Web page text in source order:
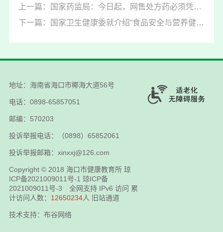
上一篇：国家药监局：今日起，网售处方药必须凭真实处方、实名制销售，严禁AI替代审方，不得引导消费者过度使用药品或不合理使用药品
下一篇：国家卫生健康委就介绍“食品安全与营养健康 ”有关情况举行新闻发布会（文字实录）
地址：海南省海口市椰海大道56号
电话：0898-65857051
邮编：570203
投诉举报电话：（0898）65852061
投诉举报邮箱：xinxxj@126.com
Copyright © 2018 海口市健康教育所 琼
ICP备2021009011号-1 琼ICP备
2021009011号-3 全网支持 IPv6 访问 累
计访问人数： 12650234人 旧站通道
技术支持：布谷网络